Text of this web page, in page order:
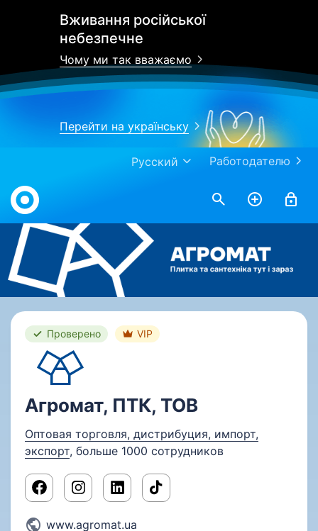
Вживання російської
небезпечне
Чому ми так вважаємо
Перейти на українську
Работодателю
Русский
Work.ua
Проверено VIP
Агромат, ПТК, ТОВ
Оптовая торговля, дистрибуция, импорт,
экспорт, больше 1000 сотрудников
www.agromat.ua